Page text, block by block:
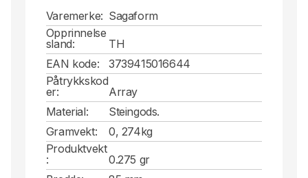
Varemerke: Sagaform
Opprinnelse
sland:
TH
EAN kode:
3739415016644
Påtrykkskod
er:
Array
Material:
Steingods.
Gramvekt:
0, 274kg
Produktvekt
:
0.275 gr